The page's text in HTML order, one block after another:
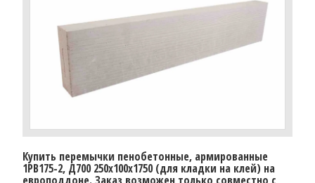
Купить перемычки пенобетонные, армированные
1PB175-2, Д700 250х100х1750 (для кладки на клей) на